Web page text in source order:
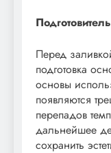
Перед
подготовка
основы
появляются
перепадов
дальнейшее
сохранить